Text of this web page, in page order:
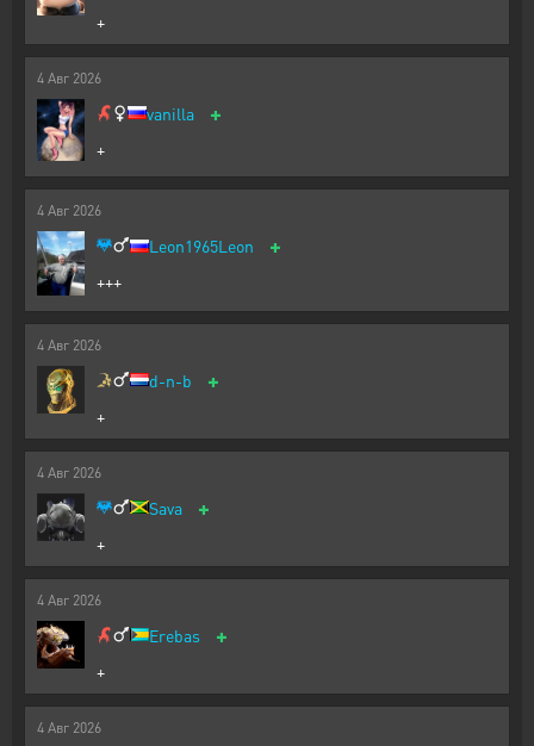
+
4 Авг 2026
vanilla +
+
4 Авг 2026
Leon1965Leon +
+++
4 Авг 2026
d-n-b +
+
4 Авг 2026
Sava +
+
4 Авг 2026
Erebas +
+
4 Авг 2026